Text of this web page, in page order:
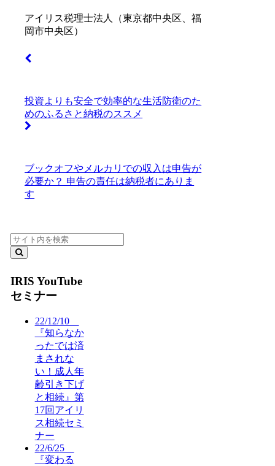
アイリス税理士法人（東京都中央区、福
岡市中央区）
投資よりも安全で効率的な生活防衛のた
めのふるさと納税のススメ
ブックオフやメルカリでの収入は申告が
必要か？ 申告の責任は納税者にありま
す
IRIS YouTube
セミナー
22/12/10
『知らなか
ったでは済
まされな
い！成人年
齢引き下げ
と相続』第
17回アイリ
ス相続セミ
ナー
22/6/25
『変わる